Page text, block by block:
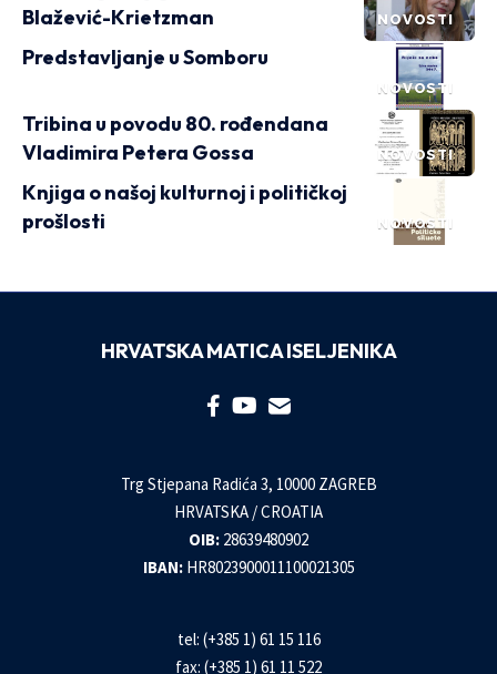
NOVOSTI
Blažević-Krietzman
NOVOSTI
Predstavljanje u Somboru
NOVOSTI
Tribina u povodu 80. rođendana
Vladimira Petera Gossa
NOVOSTI
Knjiga o našoj kulturnoj i političkoj
prošlosti
HRVATSKA MATICA ISELJENIKA
Trg Stjepana Radića 3, 10000 ZAGREB
HRVATSKA / CROATIA
OIB: 28639480902
IBAN: HR8023900011100021305
tel: (+385 1) 61 15 116
fax: (+385 1) 61 11 522